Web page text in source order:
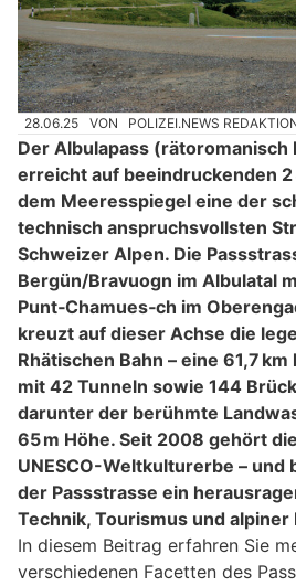
28.06.25 VON POLIZEI.NEWS
Der Albulapass (rätoromanisch
erreicht auf beeindruckenden
dem Meeresspiegel eine der
technisch anspruchsvollsten
Schweizer Alpen. Die
Bergün/Bravuogn im Albulatal
Punt‑Chamues‑ch im
kreuzt auf dieser Achse die
Rhätischen Bahn – eine 61,7
mit 42 Tunneln sowie 144
darunter der berühmte
65 m Höhe. Seit 2008 gehört
UNESCO-Weltkulturerbe – und
der Passstrasse ein
Technik, Tourismus und
In diesem Beitrag erfahren Sie
verschiedenen Facetten des